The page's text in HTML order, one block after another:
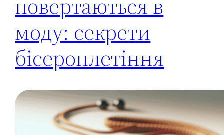
повертаються в
моду: секрети
бісероплетіння